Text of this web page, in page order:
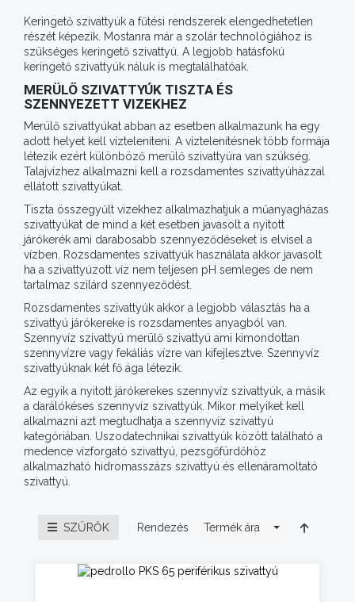
Keringető szivattyúk a fűtési rendszerek elengedhetetlen
részét képezik. Mostanra már a szolár technológiához is
szükséges keringető szivattyú. A legjobb hatásfokú
keringető szivattyúk náluk is megtalálhatóak.
MERÜLŐ SZIVATTYÚK TISZTA ÉS
SZENNYEZETT VIZEKHEZ
Merülő szivattyúkat abban az esetben alkalmazunk ha egy
adott helyet kell vízteleníteni. A víztelenítésnek több formája
létezik ezért különböző merülő szivattyúra van szükség.
Talajvízhez alkalmazni kell a rozsdamentes szivattyúházzal
ellátott szivattyúkat.
Tiszta összegyűlt vizekhez alkalmazhatjuk a műanyagházas
szivattyúkat de mind a két esetben javasolt a nyitott
járókerék ami darabosabb szennyeződéseket is elvisel a
vízben. Rozsdamentes szivattyúk használata akkor javasolt
ha a szivattyúzott víz nem teljesen pH semleges de nem
tartalmaz szilárd szennyeződést.
Rozsdamentes szivattyúk akkor a legjobb választás ha a
szivattyú járókereke is rozsdamentes anyagból van.
Szennyvíz szivattyú merülő szivattyú ami kimondottan
szennyvízre vagy fekáliás vízre van kifejlesztve. Szennyvíz
szivattyúknak két fő ága létezik.
Az egyik a nyitott járókerekes szennyvíz szivattyúk, a másik
a darálókéses szennyvíz szivattyúk. Mikor melyiket kell
alkalmazni azt megtudhatja a szennyvíz szivattyú
kategóriában. Uszodatechnikai szivattyúk között található a
medence vízforgató szivattyú, pezsgőfürdőhöz
alkalmazható hidromasszázs szivattyú és ellenáramoltató
szivattyú.
SZŰRŐK Rendezés Termék ára